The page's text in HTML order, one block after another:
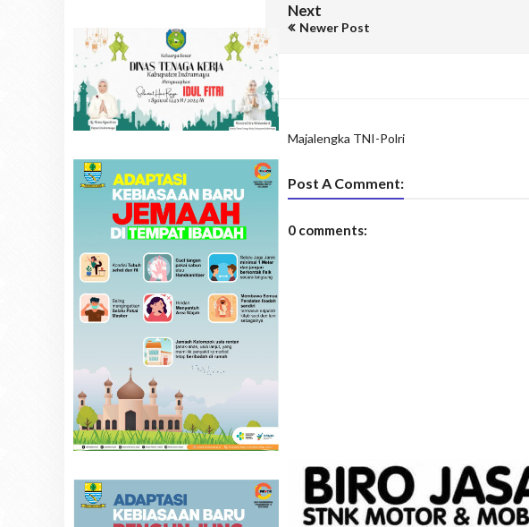
Next
Newer Post
Majalengka TNI-Polri
Post A Comment:
0 comments: